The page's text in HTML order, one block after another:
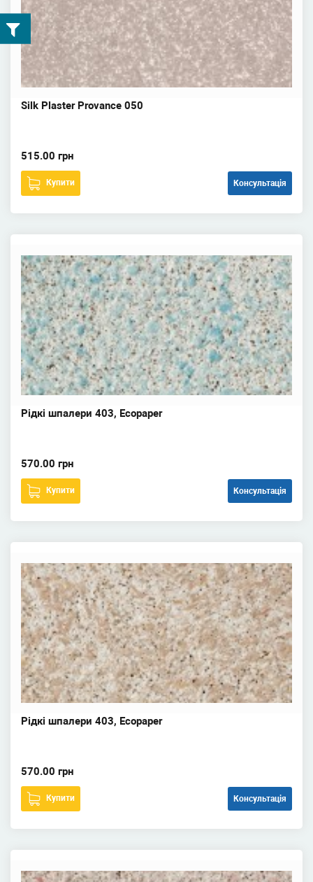
Silk Plaster Provance 050
515.00 грн
Купити Консультація
Рідкі шпалери 403, Ecopaper
570.00 грн
Купити Консультація
Рідкі шпалери 403, Ecopaper
570.00 грн
Купити Консультація